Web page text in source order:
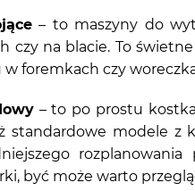
– to maszyny do
czy na blacie. To
foremkach czy
– to po prostu
standardowe modele z
być może warto